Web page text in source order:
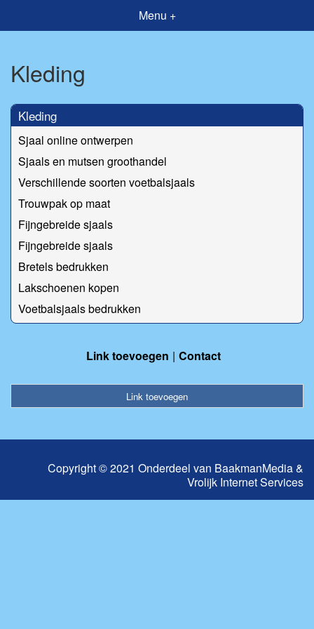
Menu +
Kleding
Kleding
Sjaal online ontwerpen
Sjaals en mutsen groothandel
Verschillende soorten voetbalsjaals
Trouwpak op maat
Fijngebreide sjaals
Fijngebreide sjaals
Bretels bedrukken
Lakschoenen kopen
Voetbalsjaals bedrukken
Link toevoegen Contact
Link toevoegen
Copyright © 2021 Onderdeel van BaakmanMedia&
Vrolijk Internet Services